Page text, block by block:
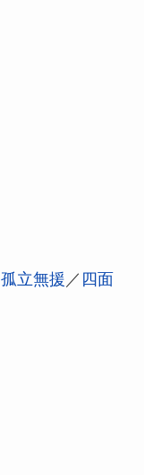
孤立無援 ／ 四面